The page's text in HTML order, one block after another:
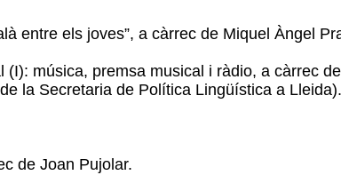
entre els joves”, a càrrec de Miquel Àngel
música, premsa musical i ràdio, a càrrec
la Secretaria de Política Lingüística a Lleida).
de Joan Pujolar.